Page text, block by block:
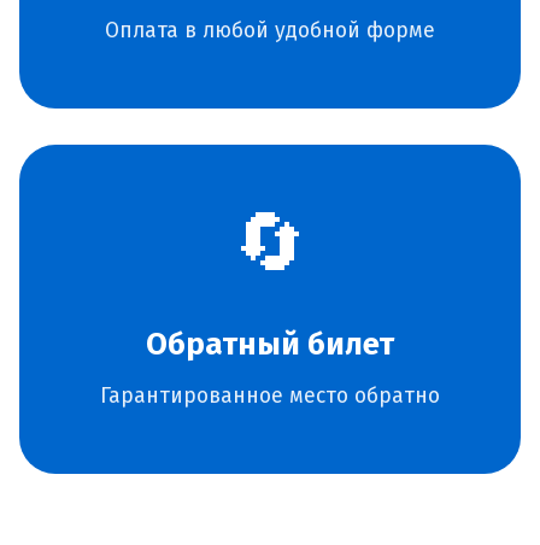
Оплата в любой удобной форме
🔄
Обратный билет
Гарантированное место обратно